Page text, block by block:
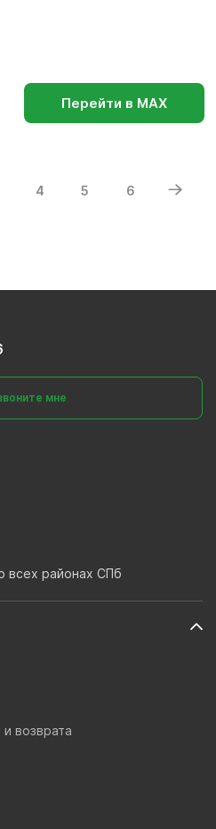
Перейти в МАХ
4 5 6
возврата
мне
всех районах СПб